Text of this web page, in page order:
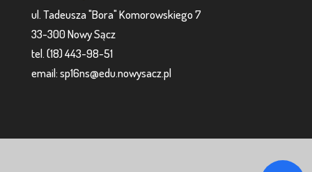
ul. Tadeusza "Bora" Komorowskiego 7
33-300 Nowy Sącz
tel. (18) 443-98-51
email: sp16ns@edu.nowysacz.pl